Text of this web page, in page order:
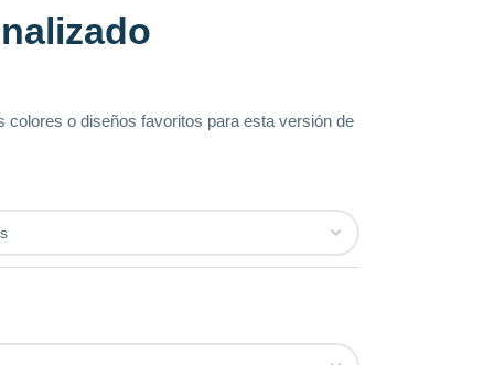
o diseños favoritos para esta versión de